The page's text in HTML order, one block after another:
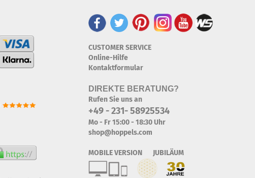
CUSTOMER SERVICE
Online-Hilfe
Kontaktformular
DIREKTE BERATUNG?
Rufen Sie uns an
+49 - 231- 58925534
Mo - Fr 15:00 - 18:30 Uhr
shop@hoppels.com
MOBILE VERSION JUBILÄUM